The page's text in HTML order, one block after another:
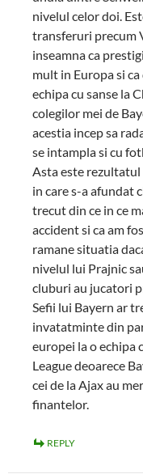
nivelul celor doi.
transferuri precum
inseamna ca
mult in Europa si
echipa cu sanse la
colegilor mei de
acestia incep sa
se intampla si cu
Asta este
in care s-a afundat
trecut din ce in ce
accident si ca am
ramane situatia
nivelul lui Prajnic
cluburi au jucatori
Sefii lui Bayern ar
invatatminte din
europei la o echipa
League deoarece
cei de la Ajax au
finantelor.
REPLY